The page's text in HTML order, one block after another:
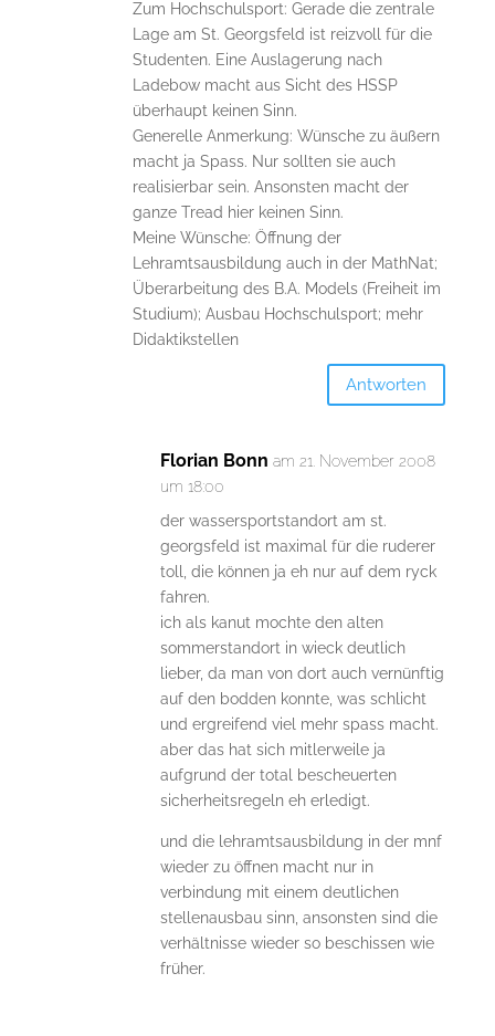
Zum Hochschulsport: Gerade die zentrale
Lage am St. Georgsfeld ist reizvoll für die
Studenten. Eine Auslagerung nach
Ladebow macht aus Sicht des HSSP
überhaupt keinen Sinn.
Generelle Anmerkung: Wünsche zu äußern
macht ja Spass. Nur sollten sie auch
realisierbar sein. Ansonsten macht der
ganze Tread hier keinen Sinn.
Meine Wünsche: Öffnung der
Lehramtsausbildung auch in der MathNat;
Überarbeitung des B.A. Models (Freiheit im
Studium); Ausbau Hochschulsport; mehr
Didaktikstellen
Antworten
Florian Bonn am 21. November 2008
um 18:00
der wassersportstandort am st.
georgsfeld ist maximal für die ruderer
toll, die können ja eh nur auf dem ryck
fahren.
ich als kanut mochte den alten
sommerstandort in wieck deutlich
lieber, da man von dort auch vernünftig
auf den bodden konnte, was schlicht
und ergreifend viel mehr spass macht.
aber das hat sich mitlerweile ja
aufgrund der total bescheuerten
sicherheitsregeln eh erledigt.
und die lehramtsausbildung in der mnf
wieder zu öffnen macht nur in
verbindung mit einem deutlichen
stellenausbau sinn, ansonsten sind die
verhältnisse wieder so beschissen wie
früher.